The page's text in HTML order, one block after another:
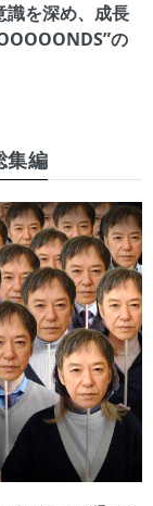
識を深め、成長
の
集編